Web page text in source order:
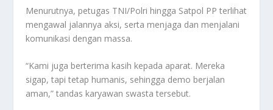
Menurutnya, petugas TNI/Polri hingga Satpol PP terlihat
mengawal jalannya aksi, serta menjaga dan menjalani
komunikasi dengan massa.
“Kami juga berterima kasih kepada aparat. Mereka
sigap, tapi tetap humanis, sehingga demo berjalan
aman,” tandas karyawan swasta tersebut.